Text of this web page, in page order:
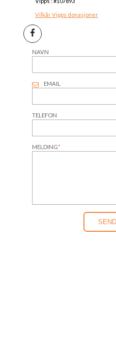
Vilkår Vipps donasjoner
NAVN
EMAIL
TELEFON
MELDING*